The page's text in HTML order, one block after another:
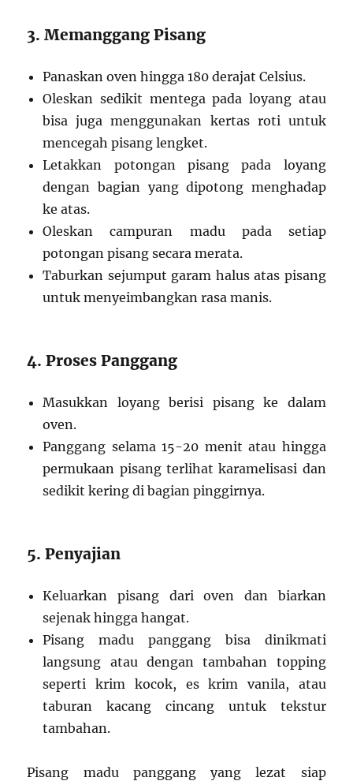
3. Memanggang Pisang
Panaskan oven hingga 180 derajat Celsius.
Oleskan sedikit mentega pada loyang atau
bisa juga menggunakan kertas roti untuk
mencegah pisang lengket.
Letakkan potongan pisang pada loyang
dengan bagian yang dipotong menghadap
ke atas.
Oleskan campuran madu pada setiap
potongan pisang secara merata.
Taburkan sejumput garam halus atas pisang
untuk menyeimbangkan rasa manis.
4. Proses Panggang
Masukkan loyang berisi pisang ke dalam
oven.
Panggang selama 15-20 menit atau hingga
permukaan pisang terlihat karamelisasi dan
sedikit kering di bagian pinggirnya.
5. Penyajian
Keluarkan pisang dari oven dan biarkan
sejenak hingga hangat.
Pisang madu panggang bisa dinikmati
langsung atau dengan tambahan topping
seperti krim kocok, es krim vanila, atau
taburan kacang cincang untuk tekstur
tambahan.
Pisang madu panggang yang lezat siap